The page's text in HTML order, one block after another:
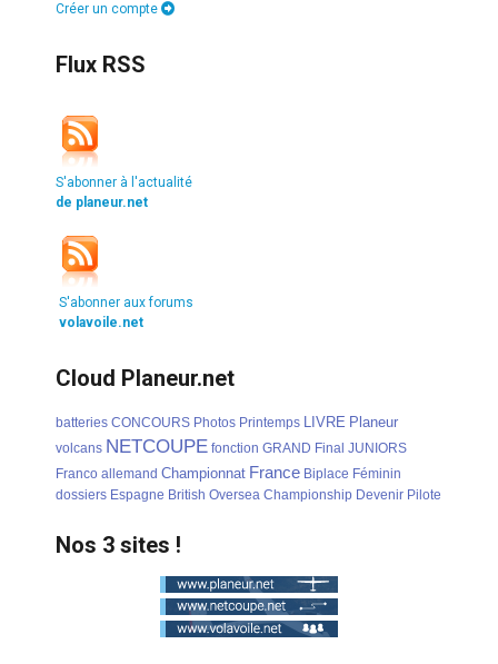
Créer un compte
Flux RSS
S'abonner à l'actualité
de planeur.net
S'abonner aux forums
volavoile.net
Cloud Planeur.net
batteries CONCOURS Photos Printemps LIVRE Planeur
volcans NETCOUPE fonction GRAND Final JUNIORS
Franco allemand Championnat France Biplace Féminin
dossiers Espagne British Oversea Championship Devenir Pilote
Nos 3 sites !